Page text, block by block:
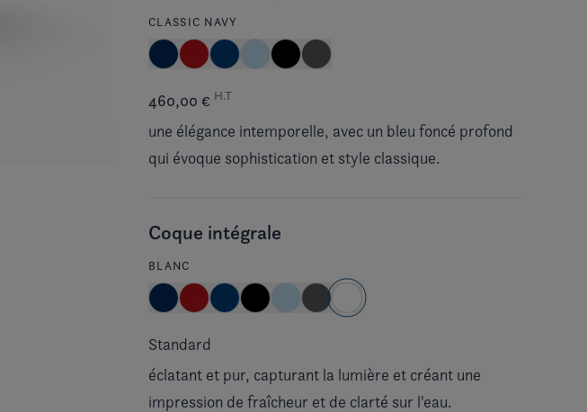
CLASSIC NAVY
460,00 € H.T
une élégance intemporelle, avec un bleu foncé profond
qui évoque sophistication et style classique.
Coque intégrale
BLANC
Standard
éclatant et pur, capturant la lumière et créant une
impression de fraîcheur et de clarté sur l'eau.